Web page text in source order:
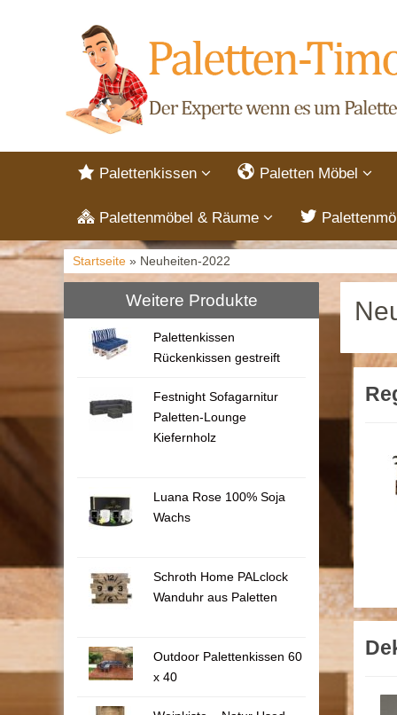
Palettenkissen Paletten Möbel
Palettenmöbel & Räume
Startseite » Neuheiten-2022
Weitere Produkte
Palettenkissen
Rückenkissen gestreift
Festnight Sofagarnitur
Paletten-Lounge
Kiefernholz
Luana Rose 100% Soja
Wachs
Schroth Home PALclock
Wanduhr aus Paletten
Outdoor Palettenkissen 60
x 40